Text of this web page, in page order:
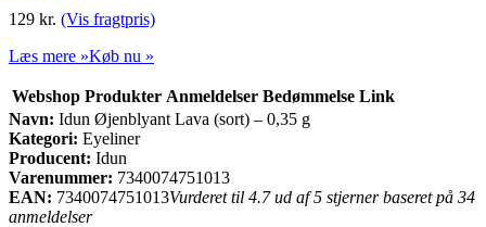
129 kr. (Vis fragtpris)
Læs mere »Køb nu »
Webshop Produkter Anmeldelser Bedømmelse Link
Navn: Idun Øjenblyant Lava (sort) – 0,35 g
Kategori: Eyeliner
Producent: Idun
Varenummer: 7340074751013
EAN: 7340074751013Vurderet til 4.7 ud af 5 stjerner baseret på 34
anmeldelser